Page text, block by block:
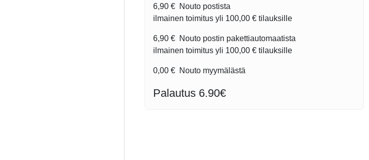
6,90 € Nouto postista
ilmainen toimitus yli 100,00 € tilauksille
6,90 € Nouto postin pakettiautomaatista
ilmainen toimitus yli 100,00 € tilauksille
0,00 € Nouto myymälästä
Palautus 6.90€